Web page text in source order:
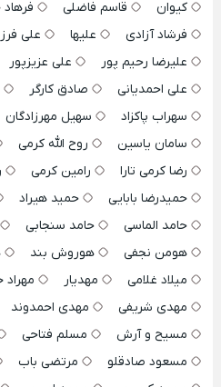
کیوان
قاسم فاضلی
فرشاد آزادی
علیها علی
علیرضا رحیم پور
علی عزیزپور
علی احمدیانی
صادق کارگر
سهراب پاکزاد
سهیل مهرزادگان
سامان یاسین
روح الله کرمی
رضا کرمی تارا
رامین کرمی
حمیدرضا بابایی
حمید هیراد
حامد الماسی
حامد سنجابی
هومن نجفی
هوروش بند
میلاد غلامی
مهدیار
مهدی شریفی
مهدی احمدوند
مسیح و آرش
مسلم فتاحی
مسعود صادقلو
مرتضی باب